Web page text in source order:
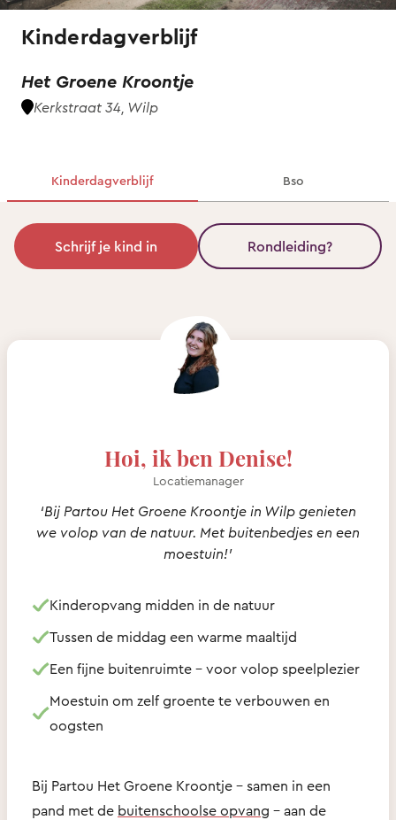
Kinderdagverblijf
Het Groene Kroontje
Kerkstraat 34, Wilp
Kinderdagverblijf Bso
Schrijf je kind in Rondleiding?
Hoi, ik ben Denise!
Locatiemanager
‘Bij Partou Het Groene Kroontje in Wilp genieten
we volop van de natuur. Met buitenbedjes en een
moestuin!’
Kinderopvang midden in de natuur
Tussen de middag een warme maaltijd
Een fijne buitenruimte – voor volop speelplezier
Moestuin om zelf groente te verbouwen en
oogsten
Bij Partou Het Groene Kroontje - samen in een
pand met de buitenschoolse opvang - aan de